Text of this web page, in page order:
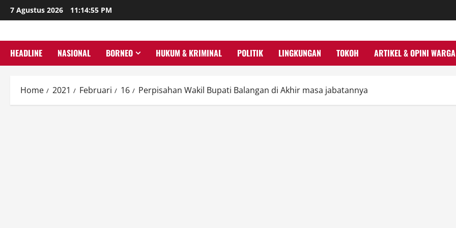
Skip
to
7 Agustus 2026 11:14:56 PM
HEADLINE NASIONAL BORNEO HUKUM & KRIMINAL POLITIK LINGKUNGAN TOKOH ARTIKEL & OPINI WARGA
Home 2021 Februari 16 Perpisahan Wakil Bupati Balangan di Akhir masa jabatannya